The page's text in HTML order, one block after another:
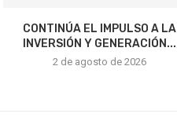
CONTINÚA EL IMPULSO A LA
INVERSIÓN Y GENERACIÓN...
2 de agosto de 2026